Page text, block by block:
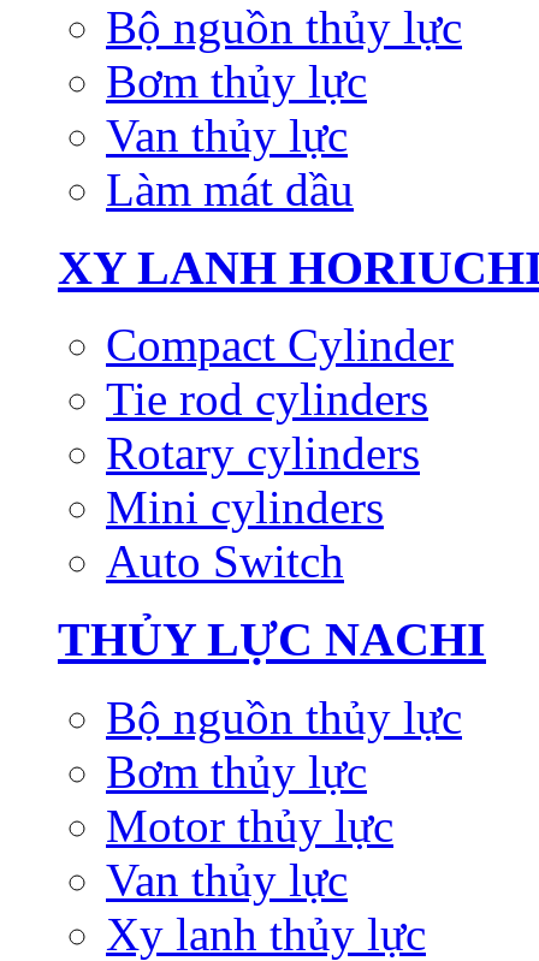
Bộ nguồn thủy lực
Bơm thủy lực
Van thủy lực
Làm mát dầu
XY LANH
Compact Cylinder
Tie rod cylinders
Rotary cylinders
Mini cylinders
Auto Switch
THỦY LỰC NACHI
Bộ nguồn thủy lực
Bơm thủy lực
Motor thủy lực
Van thủy lực
Xy lanh thủy lực